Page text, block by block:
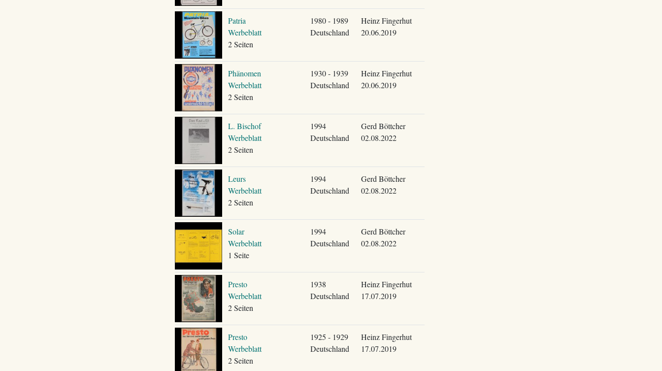
Patria
Werbeblatt
2 Seiten
1980 - 1989
Deutschland
Heinz Fingerhut
20.06.2019
Phänomen
Werbeblatt
2 Seiten
1930 - 1939
Deutschland
Heinz Fingerhut
20.06.2019
L. Bischof
Werbeblatt
2 Seiten
1994
Deutschland
Gerd Böttcher
02.08.2022
Leurs
Werbeblatt
2 Seiten
1994
Deutschland
Gerd Böttcher
02.08.2022
Solar
Werbeblatt
1 Seite
1994
Deutschland
Gerd Böttcher
02.08.2022
Presto
Werbeblatt
2 Seiten
1938
Deutschland
Heinz Fingerhut
17.07.2019
Presto
Werbeblatt
2 Seiten
1925 - 1929
Deutschland
Heinz Fingerhut
17.07.2019